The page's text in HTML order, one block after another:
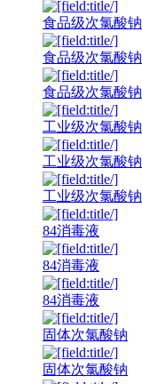
食品级次氯酸钠
食品级次氯酸钠
食品级次氯酸钠
工业级次氯酸钠
工业级次氯酸钠
工业级次氯酸钠
84消毒液
84消毒液
84消毒液
固体次氯酸钠
固体次氯酸钠